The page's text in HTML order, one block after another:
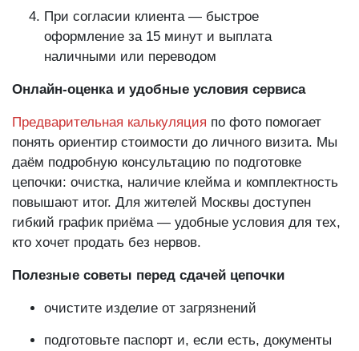
При согласии клиента — быстрое
оформление за 15 минут и выплата
наличными или переводом
Онлайн-оценка и удобные условия сервиса
Предварительная калькуляция по фото помогает
понять ориентир стоимости до личного визита. Мы
даём подробную консультацию по подготовке
цепочки: очистка, наличие клейма и комплектность
повышают итог. Для жителей Москвы доступен
гибкий график приёма — удобные условия для тех,
кто хочет продать без нервов.
Полезные советы перед сдачей цепочки
очистите изделие от загрязнений
подготовьте паспорт и, если есть, документы